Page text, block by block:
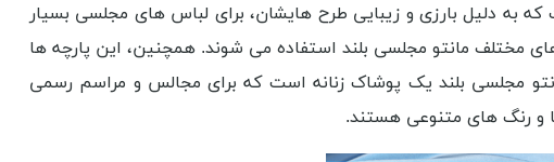
به دلیل بارزی و زیبایی طرح هایشان، برای لباس های مجلسی بسیار
مختلف مانتو مجلسی بلند استفاده می شوند. همچنین، این پارچه ها
مجلسی بلند یک پوشاک زنانه است که برای مجالس و مراسم رسمی
و رنگ های متنوعی هستند.